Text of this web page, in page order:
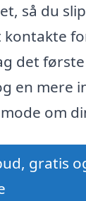
så du
det
en mere
om
gratis